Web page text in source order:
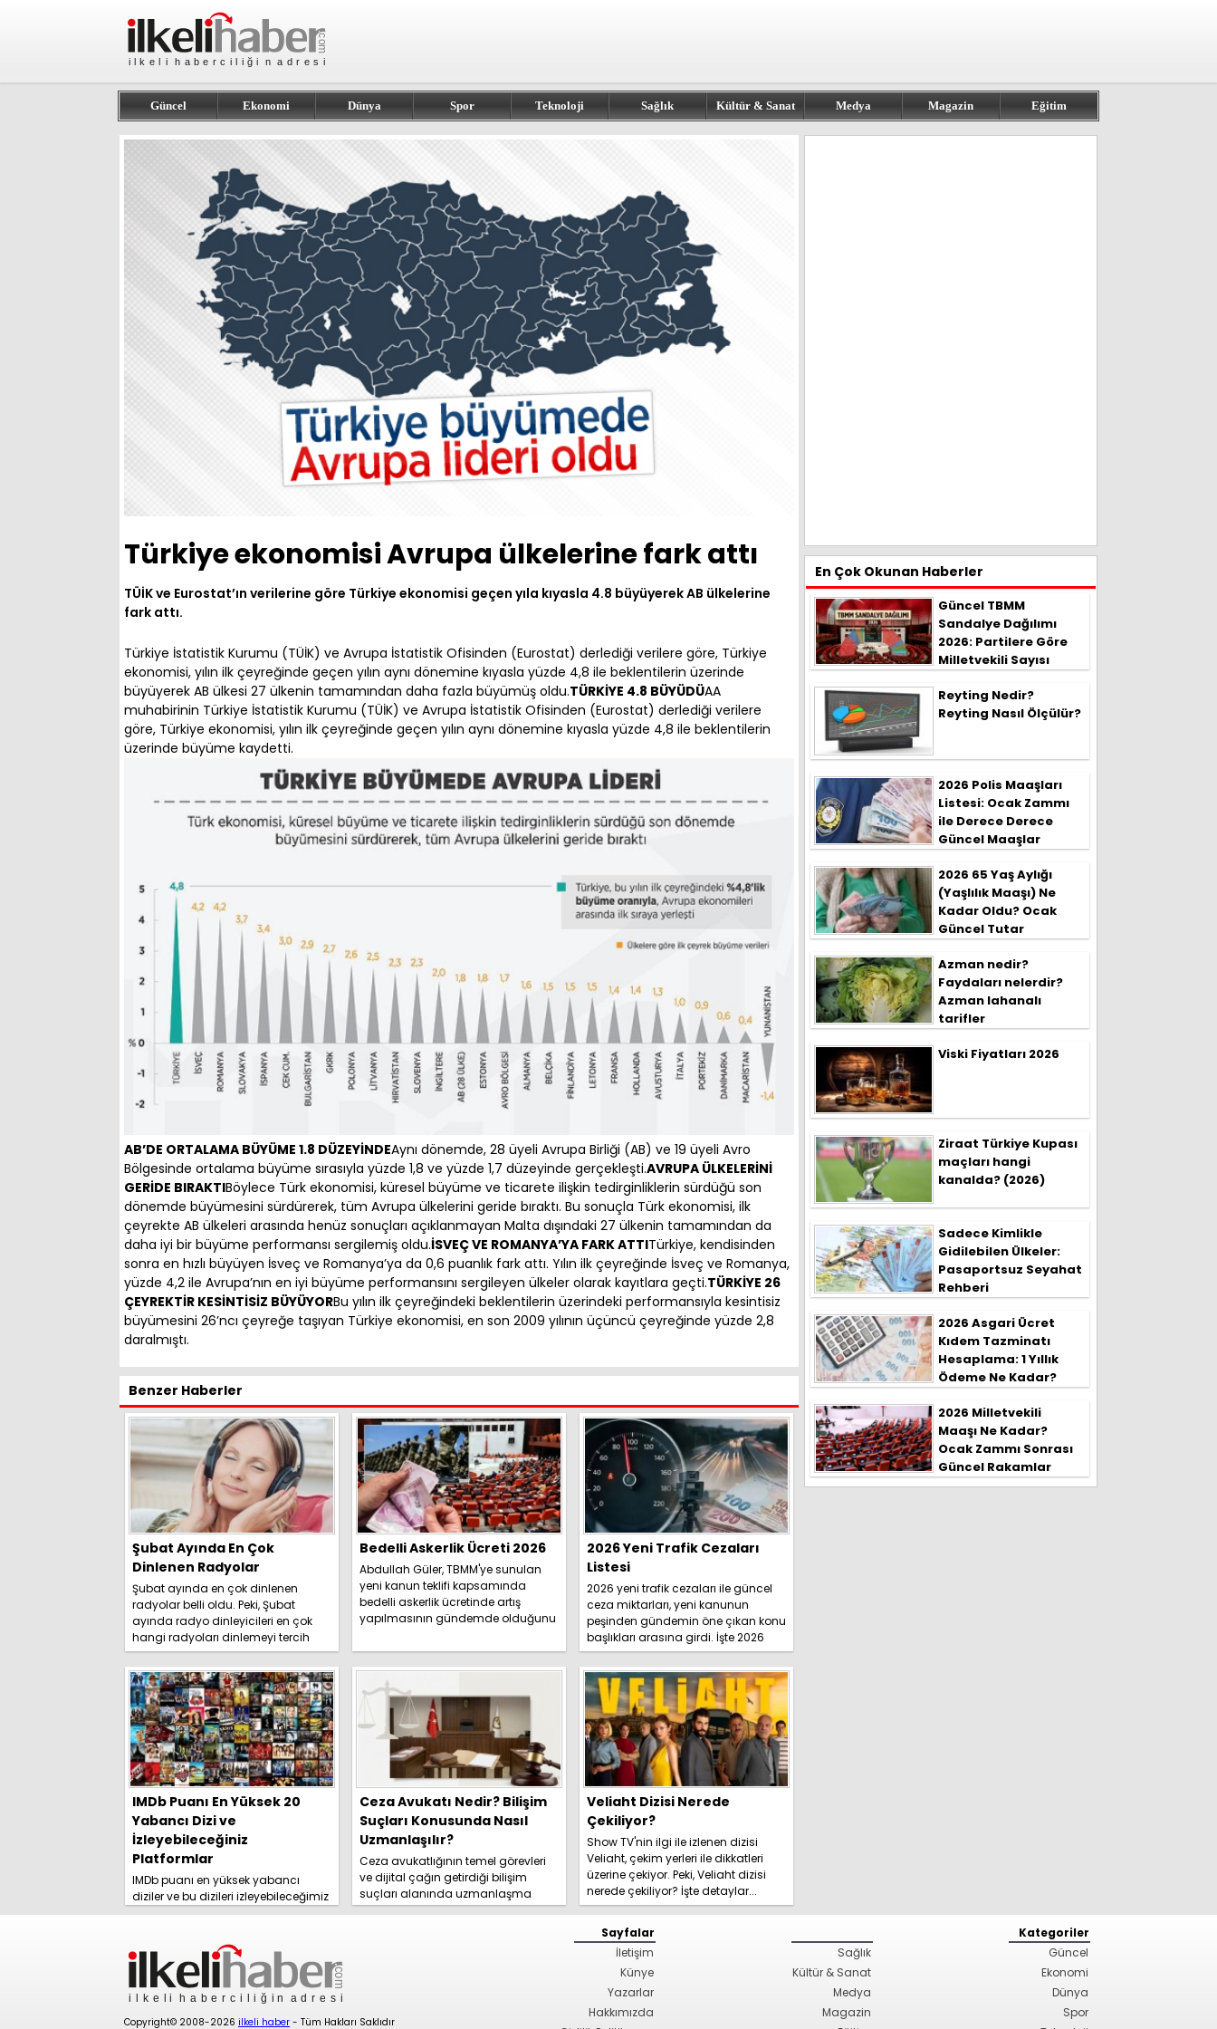
Güncel Ekonomi Dünya Spor Teknoloji Sağlık Kültür & Sanat Medya Magazin Eğitim
Türkiye ekonomisi Avrupa ülkelerine fark attı
TÜİK ve Eurostat’ın verilerine göre Türkiye ekonomisi geçen yıla kıyasla 4.8 büyüyerek AB ülkelerine
fark attı.
Türkiye İstatistik Kurumu (TÜİK) ve Avrupa İstatistik Ofisinden (Eurostat) derlediği verilere göre, Türkiye
ekonomisi, yılın ilk çeyreğinde geçen yılın aynı dönemine kıyasla yüzde 4,8 ile beklentilerin üzerinde
büyüyerek AB ülkesi 27 ülkenin tamamından daha fazla büyümüş oldu.TÜRKİYE 4.8 BÜYÜDÜAA
muhabirinin Türkiye İstatistik Kurumu (TÜİK) ve Avrupa İstatistik Ofisinden (Eurostat) derlediği verilere
göre, Türkiye ekonomisi, yılın ilk çeyreğinde geçen yılın aynı dönemine kıyasla yüzde 4,8 ile beklentilerin
üzerinde büyüme kaydetti.
AB’DE ORTALAMA BÜYÜME 1.8 DÜZEYİNDEAynı dönemde, 28 üyeli Avrupa Birliği (AB) ve 19 üyeli Avro
Bölgesinde ortalama büyüme sırasıyla yüzde 1,8 ve yüzde 1,7 düzeyinde gerçekleşti.AVRUPA ÜLKELERİNİ
GERİDE BIRAKTIBöylece Türk ekonomisi, küresel büyüme ve ticarete ilişkin tedirginliklerin sürdüğü son
dönemde büyümesini sürdürerek, tüm Avrupa ülkelerini geride bıraktı. Bu sonuçla Türk ekonomisi, ilk
çeyrekte AB ülkeleri arasında henüz sonuçları açıklanmayan Malta dışındaki 27 ülkenin tamamından da
daha iyi bir büyüme performansı sergilemiş oldu.İSVEÇ VE ROMANYA’YA FARK ATTITürkiye, kendisinden
sonra en hızlı büyüyen İsveç ve Romanya’ya da 0,6 puanlık fark attı. Yılın ilk çeyreğinde İsveç ve Romanya,
yüzde 4,2 ile Avrupa’nın en iyi büyüme performansını sergileyen ülkeler olarak kayıtlara geçti.TÜRKİYE 26
ÇEYREKTİR KESİNTİSİZ BÜYÜYORBu yılın ilk çeyreğindeki beklentilerin üzerindeki performansıyla kesintisiz
büyümesini 26’ncı çeyreğe taşıyan Türkiye ekonomisi, en son 2009 yılının üçüncü çeyreğinde yüzde 2,8
daralmıştı.
Benzer Haberler
Şubat Ayında En Çok
Dinlenen Radyolar
Şubat ayında en çok dinlenen
radyolar belli oldu. Peki, Şubat
ayında radyo dinleyicileri en çok
hangi radyoları dinlemeyi tercih
etti? İşte detaylar.....
Bedelli Askerlik Ücreti 2026
Abdullah Güler, TBMM'ye sunulan
yeni kanun teklifi kapsamında
bedelli askerlik ücretinde artış
yapılmasının gündemde olduğunu
2026 Yeni Trafik Cezaları
Listesi
2026 yeni trafik cezaları ile güncel
ceza miktarları, yeni kanunun
peşinden gündemin öne çıkan konu
başlıkları arasına girdi. İşte 2026
yeni trafik ce...
IMDb Puanı En Yüksek 20
Yabancı Dizi ve
İzleyebileceğiniz
Platformlar
IMDb puanı en yüksek yabancı
diziler ve bu dizileri izleyebileceğimiz
platformlar izleyici tarafından
Ceza Avukatı Nedir? Bilişim
Suçları Konusunda Nasıl
Uzmanlaşılır?
Ceza avukatlığının temel görevleri
ve dijital çağın getirdiği bilişim
suçları alanında uzmanlaşma
yolları hakkında kapsamlı
Veliaht Dizisi Nerede
Çekiliyor?
Show TV'nin ilgi ile izlenen dizisi
Veliaht, çekim yerleri ile dikkatleri
üzerine çekiyor. Peki, Veliaht dizisi
nerede çekiliyor? İşte detaylar...
En Çok Okunan Haberler
Güncel TBMM
Sandalye Dağılımı
2026: Partilere Göre
Milletvekili Sayısı
Reyting Nedir?
Reyting Nasıl Ölçülür?
2026 Polis Maaşları
Listesi: Ocak Zammı
ile Derece Derece
Güncel Maaşlar
2026 65 Yaş Aylığı
(Yaşlılık Maaşı) Ne
Kadar Oldu? Ocak
Güncel Tutar
Azman nedir?
Faydaları nelerdir?
Azman lahanalı
tarifler
Viski Fiyatları 2026
Ziraat Türkiye Kupası
maçları hangi
kanalda? (2026)
Sadece Kimlikle
Gidilebilen Ülkeler:
Pasaportsuz Seyahat
Rehberi
2026 Asgari Ücret
Kıdem Tazminatı
Hesaplama: 1 Yıllık
Ödeme Ne Kadar?
2026 Milletvekili
Maaşı Ne Kadar?
Ocak Zammı Sonrası
Güncel Rakamlar
Copyright© 2008-2026 ilkeli haber - Tüm Hakları Saklıdır
Kategoriler
Güncel
Ekonomi
Dünya
Spor
Sağlık
Kültür & Sanat
Medya
Magazin
Sayfalar
İletişim
Künye
Yazarlar
Hakkımızda